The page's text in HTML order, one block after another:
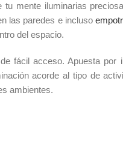
mente iluminarias
las paredes e incluso
del espacio.
fácil acceso. Apuesta por
acorde al tipo de
ambientes.